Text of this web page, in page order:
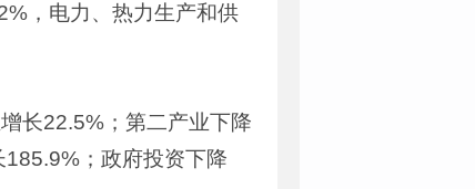
，电力、热力生产和供
长22.5%；第二产业下降
；政府投资下降